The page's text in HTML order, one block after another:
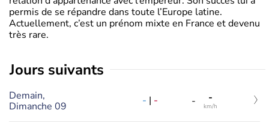
permis de se répandre dans toute l’Europe latine.
Actuellement, c’est un prénom mixte en France et devenu
très rare.
jours suivants
Demain,
Dimanche 09
- | - - -
km/h